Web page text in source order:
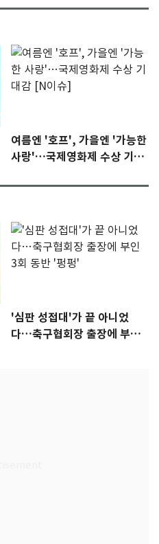
여름엔 '호프', 가을엔 '가능한
사랑'…국제영화제 수상 기대
'심판 성접대'가 끝 아니었
다…축구협회장 출장에 부인